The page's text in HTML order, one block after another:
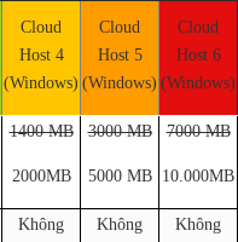
Cloud
Host 4
(Windows)
Cloud
Host 5
(Windows)
Cloud
Host 6
(Windows)
1400 MB
2000MB
3000 MB
5000 MB
7000 MB
10.000MB
Không
Không
Không